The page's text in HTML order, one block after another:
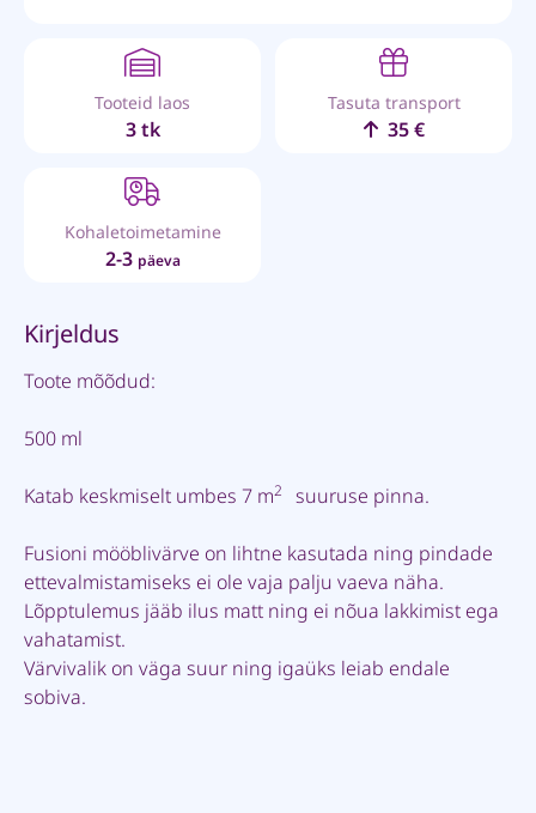
Tooteid laos
3 tk
Tasuta transport
35 €
Kohaletoimetamine
2-3 päeva
Kirjeldus
Toote mõõdud:
500 ml
Katab keskmiselt umbes 7 m2 suuruse pinna.
Fusioni mööblivärve on lihtne kasutada ning pindade
ettevalmistamiseks ei ole vaja palju vaeva näha.
Lõpptulemus jääb ilus matt ning ei nõua lakkimist ega
vahatamist.
Värvivalik on väga suur ning igaüks leiab endale
sobiva.